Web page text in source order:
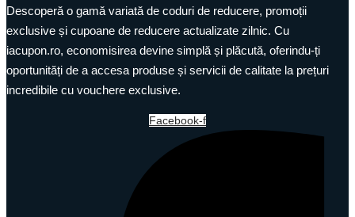
Descoperă o gamă variată de coduri de reducere, promoții
exclusive și cupoane de reducere actualizate zilnic. Cu
iacupon.ro, economisirea devine simplă și plăcută, oferindu-ți
oportunități de a accesa produse și servicii de calitate la prețuri
incredibile cu vouchere exclusive.
Facebook-f